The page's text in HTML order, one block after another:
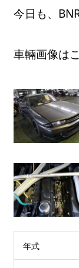
今日も、
車輛画像は
年式